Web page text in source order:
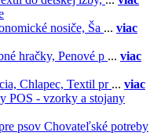
nosiče, Ša ... viac
hračky, Penové p ... viac
Chlapec, Textil pr ... viac
POS - vzorky a stojany
Chovateľské potreby